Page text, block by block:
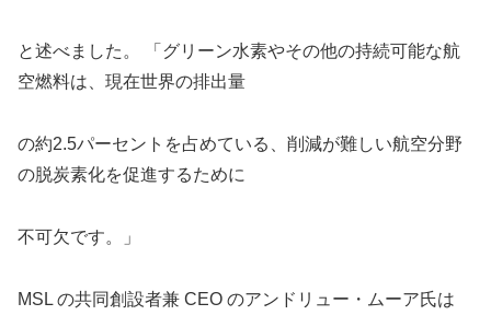
と述べました。 「グリーン水素やその他の持続可能な航
空燃料は、現在世界の排出量
の約2.5パーセントを占めている、削減が難しい航空分野
の脱炭素化を促進するために
不可欠です。」
MSL の共同創設者兼 CEO のアンドリュー・ムーア氏は